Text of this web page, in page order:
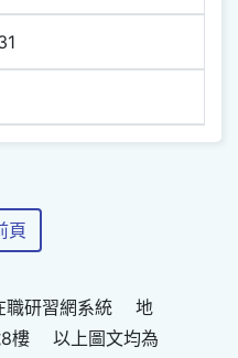
頁
職研習網系統 地
8樓 以上圖文均為